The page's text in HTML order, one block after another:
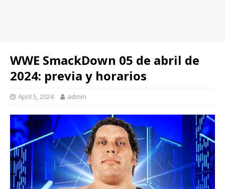
WWE SmackDown 05 de abril de
2024: previa y horarios
April 5, 2024 admin